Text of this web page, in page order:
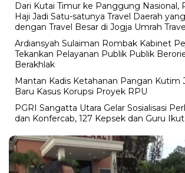
Dari Kutai Timur ke Panggung Nasional,
Haji Jadi Satu-satunya Travel Daerah
dengan Travel Besar di Jogja Umrah
Ardiansyah Sulaiman Rombak Kabinet
Tekankan Pelayanan Publik Publik
Berakhlak
Mantan Kadis Ketahanan Pangan Kutim
Baru Kasus Korupsi Proyek RPU
PGRI Sangatta Utara Gelar Sosialisasi
dan Konfercab, 127 Kepsek dan Guru